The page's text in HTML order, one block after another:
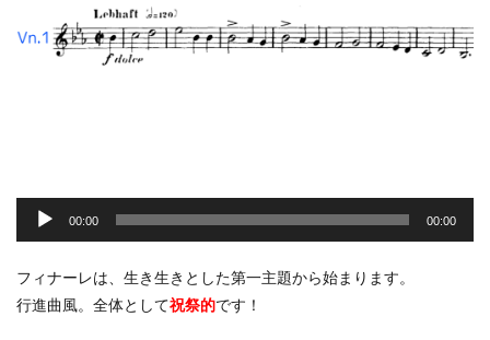
プ
レ
ー
00:00 00:00
フィナーレは、生き生きとした第一主題から始まります。
行進曲風。全体として祝祭的です！